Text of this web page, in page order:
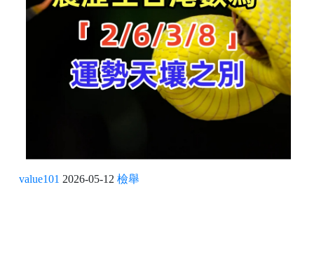
value101 2026-05-12 檢舉